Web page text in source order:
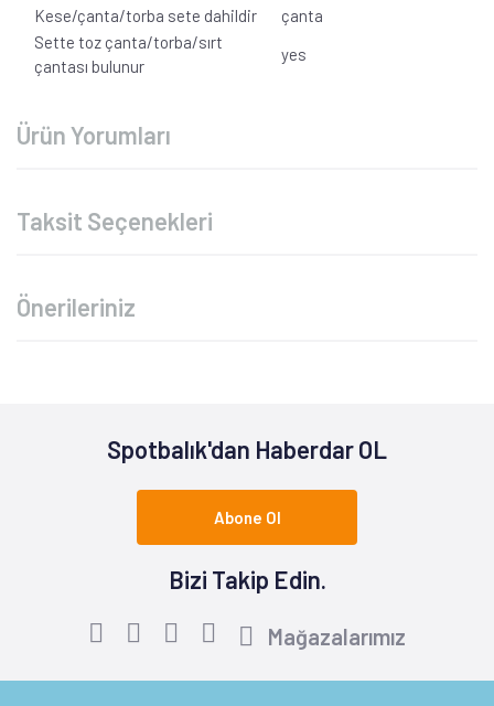
Kese/çanta/torba sete dahildir
çanta
Sette toz çanta/torba/sırt
çantası bulunur
yes
Ürün Yorumları
Taksit Seçenekleri
Önerileriniz
Spotbalık'dan Haberdar OL
Abone Ol
Bizi Takip Edin.
Mağazalarımız